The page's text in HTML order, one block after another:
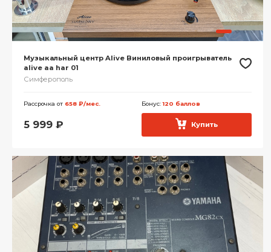
Музыкальный центр Alive Виниловый проигрыватель
alive aa har 01
Симферополь
Рассрочка от 658 ₽/мес. Бонус:120 баллов
5 999 ₽ Купить